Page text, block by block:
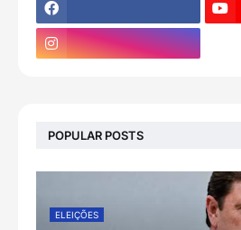
POPULAR POSTS
ELEIÇÕES